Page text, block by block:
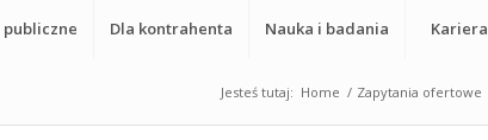
Dla kontrahenta Nauka i badania Kariera
Jesteś tutaj: Home / Zapytania ofertowe